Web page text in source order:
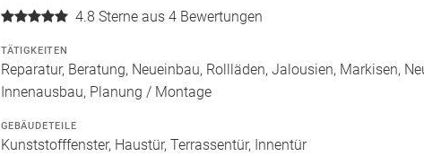
4.8 Sterne aus 4 Bewertungen
TÄTIGKEITEN
Reparatur, Beratung, Neueinbau, Rollläden, Jalousien, Markisen,
Innenausbau, Planung / Montage
GEBÄUDETEILE
Kunststofffenster, Haustür, Terrassentür, Innentür